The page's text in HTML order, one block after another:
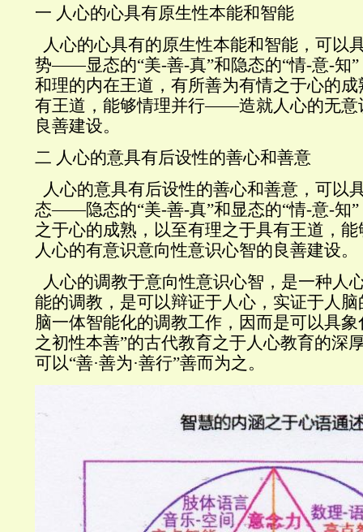
一 人心的心具有原生性本能和智能
人心的心具有的原生性本能和智能，可以
势——显态的“美-善-真”和隐态的“情-意-知
和理的内在王道，有所善为有情之于心的
有王道，能够情理并行——造就人心的无意
良善建设。
二 人心的意具有后设性的善心和善意
人心的意具有后设性的善心和善意，可以
态——隐态的“美-善-真”和显态的“情-意-知
之于心的成熟，以至有理之于具有王道，
人心的有意识意向性意识心智的良善建设。
人心的调教于意向性意识心智，是一种人
能的调教，是可以辩证于人心，实证于人
脑一体智能化的调教工作，因而是可以具
之初性本善”的古代教育之于人心教育的深
可以“善·善为·善行”善而为之。